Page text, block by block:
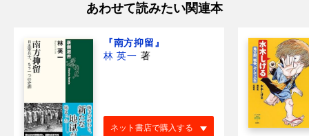
あわせて読みたい関連本
『南方抑留』
林 英一 著
ネット書店で購入する